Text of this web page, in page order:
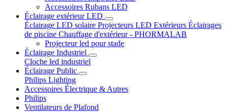
Accessoires Rubans LED
Éclairage extérieur LED
Éclairage LED solaire Projecteurs LED Extérieurs Éclairages
de piscine Chauffage d'extérieur - PHORMALAB
Projecteur led pour stade
Éclairage Industriel
Cloche led industriel
Éclairage Public
Philips Lighting
Accessoires Électrique & Autres
Philips
Ventilateurs de Plafond